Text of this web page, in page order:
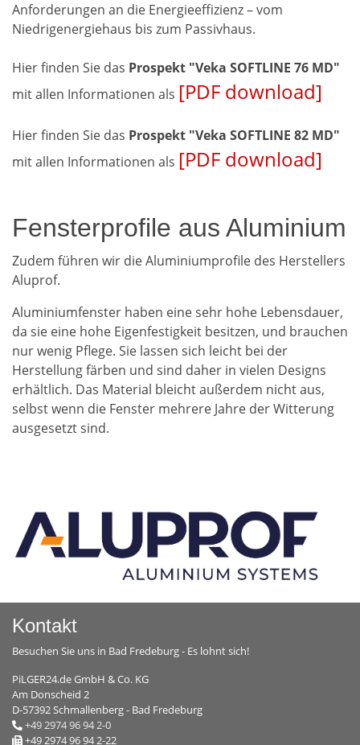
Anforderungen an die Energieeffizienz – vom
Niedrigenergiehaus bis zum Passivhaus.
Hier finden Sie das Prospekt "Veka SOFTLINE 76 MD"
mit allen Informationen als [PDF download]
Hier finden Sie das Prospekt "Veka SOFTLINE 82 MD"
mit allen Informationen als [PDF download]
Fensterprofile aus Aluminium
Zudem führen wir die Aluminiumprofile des Herstellers
Aluprof.
Aluminiumfenster haben eine sehr hohe Lebensdauer,
da sie eine hohe Eigenfestigkeit besitzen, und brauchen
nur wenig Pflege. Sie lassen sich leicht bei der
Herstellung färben und sind daher in vielen Designs
erhältlich. Das Material bleicht außerdem nicht aus,
selbst wenn die Fenster mehrere Jahre der Witterung
ausgesetzt sind.
Kontakt
Besuchen Sie uns in Bad Fredeburg - Es lohnt sich!
PiLGER24.de GmbH & Co. KG
Am Donscheid 2
D-57392 Schmallenberg - Bad Fredeburg
+49 2974 96 94 2-0
+49 2974 96 94 2-22